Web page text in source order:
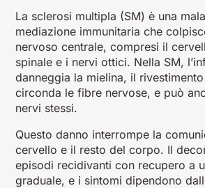
La sclerosi multipla (SM) è una
mediazione immunitaria che
nervoso centrale, compresi il
spinale e i nervi ottici. Nella SM,
danneggia la mielina, il
circonda le fibre nervose, e può
nervi stessi.
Questo danno interrompe la
cervello e il resto del corpo. Il
episodi recidivanti con recupero a
graduale, e i sintomi dipendono